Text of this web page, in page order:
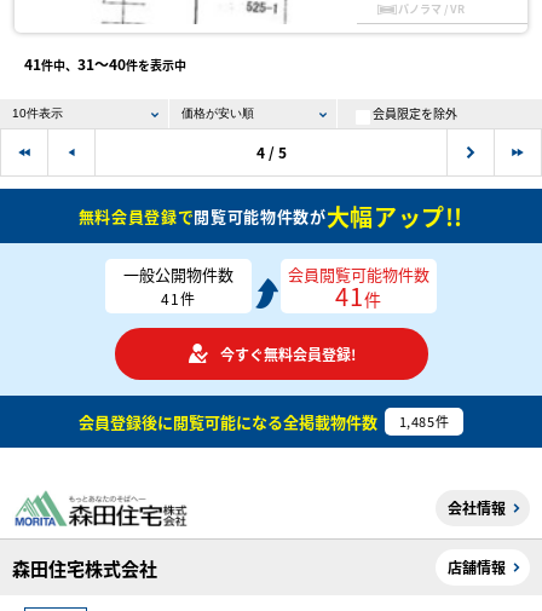
パノラマ / VR
41件中、 31〜40件を表示中
会員限定を除外
4 / 5
無料会員登録で閲覧可能物件数が大幅アップ!!
一般公開物件数
41件
会員閲覧可能物件数
41件
今すぐ無料会員登録!
会員登録後に閲覧可能になる全掲載物件数 1,485件
会社情報
森田住宅株式会社 店舗情報